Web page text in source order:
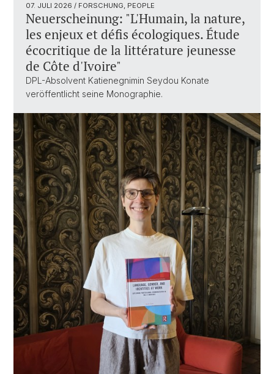
07. JULI 2026 / FORSCHUNG, PEOPLE
Neuerscheinung: "L'Humain, la nature,
les enjeux et défis écologiques. Étude
écocritique de la littérature jeunesse
de Côte d'Ivoire"
DPL-Absolvent Katienegnimin Seydou Konate
veröffentlicht seine Monographie.